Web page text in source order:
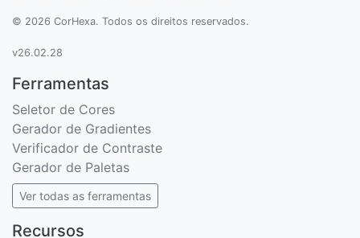
© 2026 CorHexa. Todos os direitos reservados.
v26.02.28
Ferramentas
Seletor de Cores
Gerador de Gradientes
Verificador de Contraste
Gerador de Paletas
Ver todas as ferramentas
Recursos